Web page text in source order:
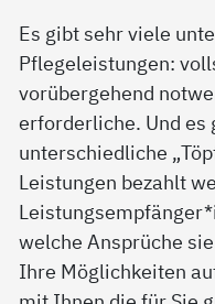
Es gibt sehr viele
Pflegeleistungen:
vorübergehend
erforderliche. Und es
unterschiedliche
Leistungen bezahlt
welche Ansprüche
Ihre Möglichkeiten